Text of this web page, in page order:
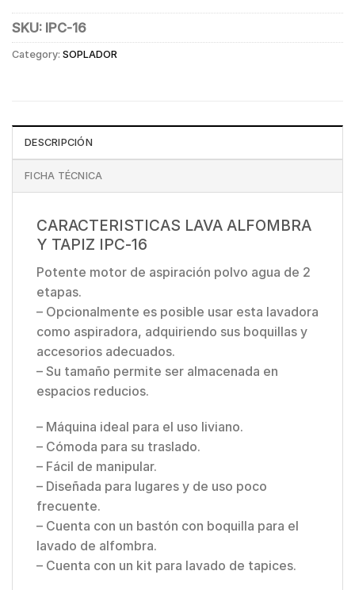
SKU: IPC-16
Category: SOPLADOR
DESCRIPCIÓN
FICHA TÉCNICA
CARACTERISTICAS LAVA ALFOMBRA
Y TAPIZ IPC-16
Potente motor de aspiración polvo agua de 2
etapas.
– Opcionalmente es posible usar esta lavadora
como aspiradora, adquiriendo sus boquillas y
accesorios adecuados.
– Su tamaño permite ser almacenada en
espacios reducios.
– Máquina ideal para el uso liviano.
– Cómoda para su traslado.
– Fácil de manipular.
– Diseñada para lugares y de uso poco
frecuente.
– Cuenta con un bastón con boquilla para el
lavado de alfombra.
– Cuenta con un kit para lavado de tapices.